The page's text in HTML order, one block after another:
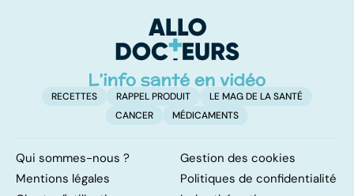
d'angine ?
RECETTES RAPPEL PRODUIT
LE MAG DE LA SANTÉ
CANCER
MÉDICAMENTS
Qui sommes-nous ?
Gestion des cookies
Mentions légales
Politiques de confidentialité